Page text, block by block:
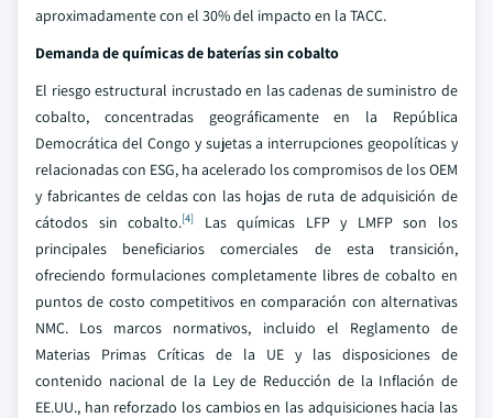
aproximadamente con el 30% del impacto en la TACC.
Demanda de químicas de baterías sin cobalto
El riesgo estructural incrustado en las cadenas de suministro de
cobalto, concentradas geográficamente en la República
Democrática del Congo y sujetas a interrupciones geopolíticas y
relacionadas con ESG, ha acelerado los compromisos de los OEM
y fabricantes de celdas con las hojas de ruta de adquisición de
cátodos sin cobalto.[4]
Las químicas LFP y LMFP son los
principales beneficiarios comerciales de esta transición,
ofreciendo formulaciones completamente libres de cobalto en
puntos de costo competitivos en comparación con alternativas
NMC. Los marcos normativos, incluido el Reglamento de
Materias Primas Críticas de la UE y las disposiciones de
contenido nacional de la Ley de Reducción de la Inflación de
EE.UU., han reforzado los cambios en las adquisiciones hacia las